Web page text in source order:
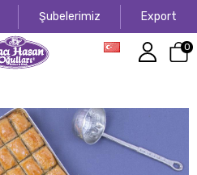
Export
Şubelerimiz
0